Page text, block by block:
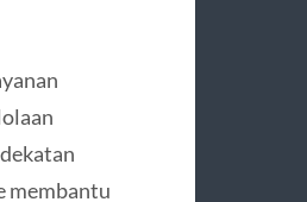
membantu